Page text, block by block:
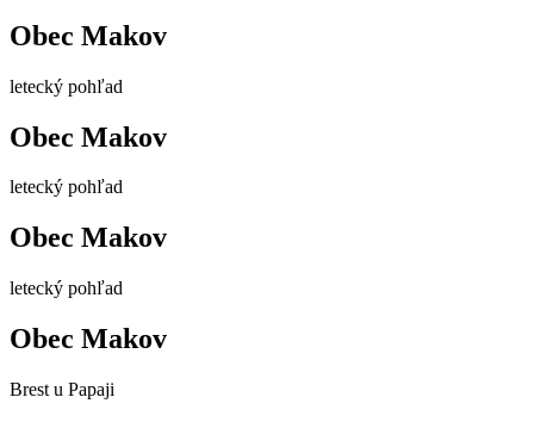
Obec Makov
letecký pohľad
Obec Makov
letecký pohľad
Obec Makov
letecký pohľad
Obec Makov
Brest u Papaji